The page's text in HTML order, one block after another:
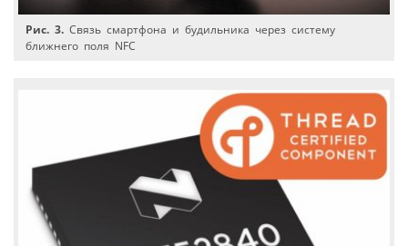
Рис. 3. Связь смартфона и будильника через систему
ближнего поля NFC